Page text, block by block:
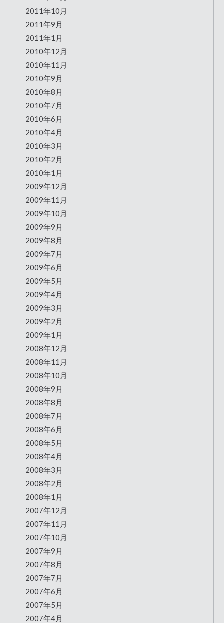
2011年10月
2011年9月
2011年1月
2010年12月
2010年11月
2010年9月
2010年8月
2010年7月
2010年6月
2010年4月
2010年3月
2010年2月
2010年1月
2009年12月
2009年11月
2009年10月
2009年9月
2009年8月
2009年7月
2009年6月
2009年5月
2009年4月
2009年3月
2009年2月
2009年1月
2008年12月
2008年11月
2008年10月
2008年9月
2008年8月
2008年7月
2008年6月
2008年5月
2008年4月
2008年3月
2008年2月
2008年1月
2007年12月
2007年11月
2007年10月
2007年9月
2007年8月
2007年7月
2007年6月
2007年5月
2007年4月